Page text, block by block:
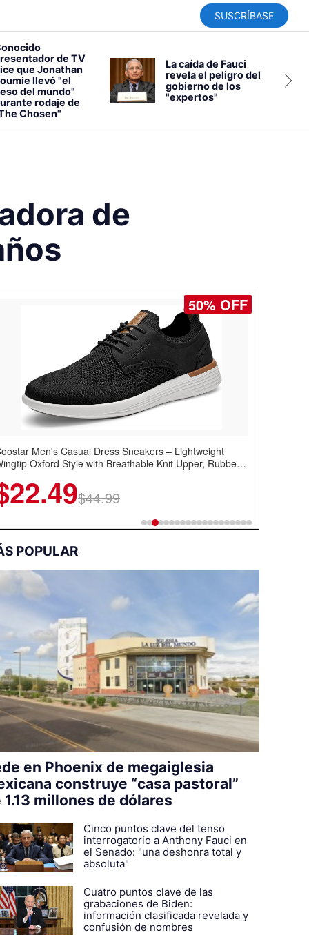
SUSCRÍBASE
de TV
que Jonathan
llevó "el
del mundo"
rodaje de
Chosen"
La caída de Fauci
revela el peligro del
gobierno de los
"expertos"
de
50% OFF
Men's Casual Dress Sneakers – Lightweight
Oxford Style with Breathable Knit Upper, Rubber
$44.99
45% OFF
Men's Quick Dry Hiking and Golf Shorts with 3
Pockets
$26.99
POPULAR
en Phoenix de megaiglesia
construye “casa pastoral”
1.13 millones de dólares
Cinco puntos clave del tenso
interrogatorio a Anthony Fauci en
el Senado: "una deshonra total y
absoluta"
Cuatro puntos clave de las
grabaciones de Biden:
información clasificada revelada y
confusión de nombres